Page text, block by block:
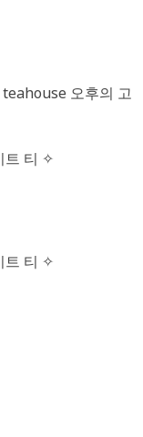
오후의 고
트 티 ✧
트 티 ✧